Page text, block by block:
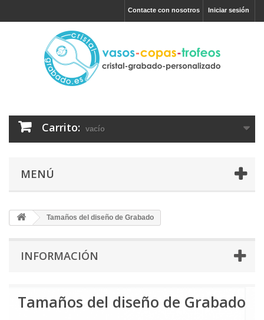
Iniciar sesión
Contacte con nosotros
Carrito: vacío
MENÚ
Tamaños del diseño de Grabado
INFORMACIÓN
Tamaños del diseño de Grabado